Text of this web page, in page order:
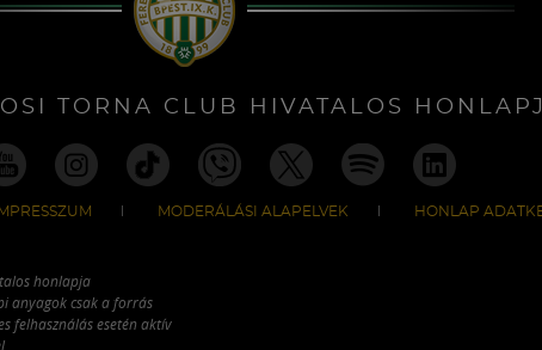
TORNA CLUB HIVATALOS
MODERÁLÁSI ALAPELVEK HONLAP
honlapja
anyagok csak a forrás
felhasználás esetén aktív